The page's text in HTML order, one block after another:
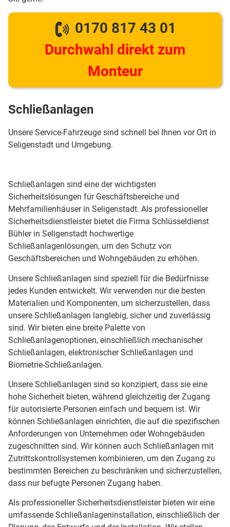
0170 817 43 01
Durchwahl direkt zum
Monteur
Schließanlagen
Unsere Service-Fahrzeuge sind schnell bei Ihnen vor Ort in
Seligenstadt und Umgebung.
Schließanlagen sind eine der wichtigsten
Sicherheitslösungen für Geschäftsbereiche und
Mehrfamilienhäuser in Seligenstadt. Als professioneller
Sicherheitsdienstleister bietet die Firma Schlüsseldienst
Bühler in Seligenstadt hochwertige
Schließanlagenlösungen, um den Schutz von
Geschäftsbereichen und Wohngebäuden zu erhöhen.
Unsere Schließanlagen sind speziell für die Bedürfnisse
jedes Kunden entwickelt. Wir verwenden nur die besten
Materialien und Komponenten, um sicherzustellen, dass
unsere Schließanlagen langlebig, sicher und zuverlässig
sind. Wir bieten eine breite Palette von
Schließanlagenoptionen, einschließlich mechanischer
Schließanlagen, elektronischer Schließanlagen und
Biometrie-Schließanlagen.
Unsere Schließanlagen sind so konzipiert, dass sie eine
hohe Sicherheit bieten, während gleichzeitig der Zugang
für autorisierte Personen einfach und bequem ist. Wir
können Schließanlagen einrichten, die auf die spezifischen
Anforderungen von Unternehmen oder Wohngebäuden
zugeschnitten sind. Wir können auch Schließanlagen mit
Zutrittskontrollsystemen kombinieren, um den Zugang zu
bestimmten Bereichen zu beschränken und sicherzustellen,
dass nur befugte Personen Zugang haben.
Als professioneller Sicherheitsdienstleister bieten wir eine
umfassende Schließanlageninstallation, einschließlich der